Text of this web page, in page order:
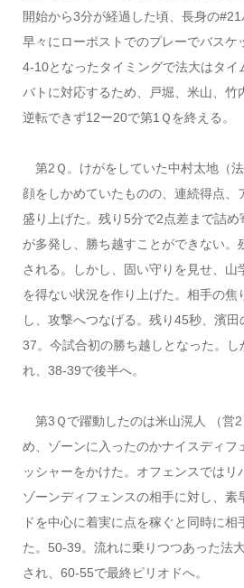
開始から3分が経過した頃、長身の#21
早々にローポストでのプレーでバスケ
4-10となったタイミングで法大はタイ
バトに対応するため、戸堀、米山、竹
逆転できず12ー20で第1Ｑを終える。
第2Ｑ。けがをしていた中村太地（
顔をしかめていたものの、連続得点、
盛り上げた。残り5分で2点差まで詰
が多発し、勝ち越すことができない。
される。しかし、固い守りを見せ、山
を得ない状況を作り上げた。相手の焦
し、攻撃へつなげる。残り45秒、濱
37。今試合初の勝ち越しとなった。し
れ、38-39で後半へ。
第3Ｑで躍動したのは米山滉人 （営
め、ゾーンに入ったのかナイスディフ
ッシャーをかけた。オフェンスではリ
ゾーンディフェンスの相手に対し、素
ドを中心に着実に点を稼ぐと同時に相
た。50-39。流れに乗りつつあった法
され、60-55で最終ピリオドへ。